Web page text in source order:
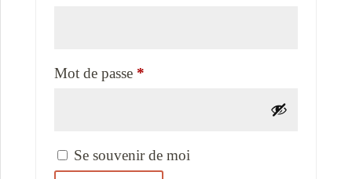
Mot de passe *Obligatoire
Se souvenir de moi